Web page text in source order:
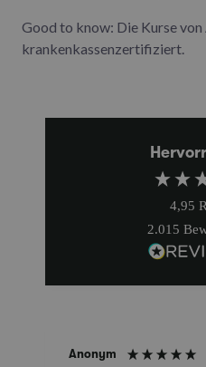
Good to know: Die Kurse
krankenkassenzertifiziert.
4,95
2.015
Anonym